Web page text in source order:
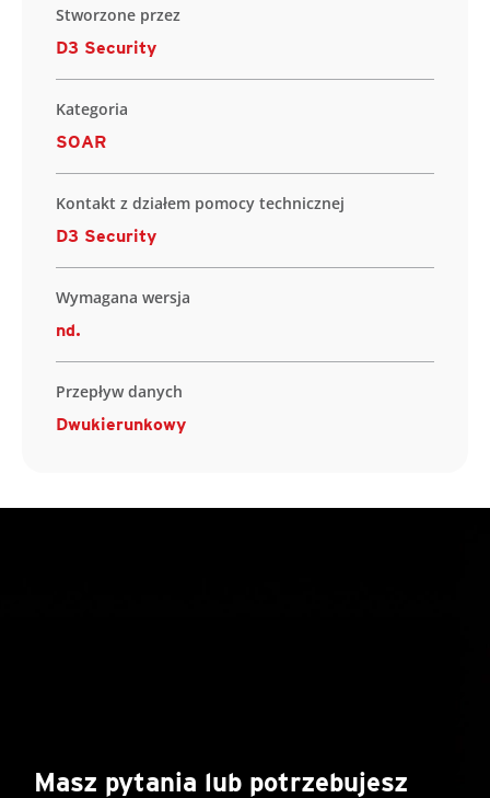
Stworzone przez
D3 Security
Kategoria
SOAR
Kontakt z działem pomocy technicznej
D3 Security
Wymagana wersja
nd.
Przepływ danych
Dwukierunkowy
Masz pytania lub potrzebujesz